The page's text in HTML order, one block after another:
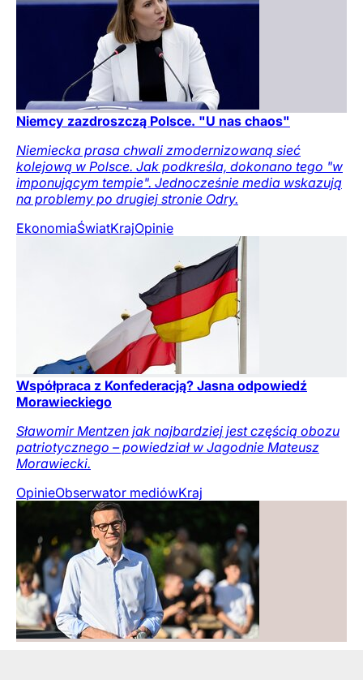
Niemcy zazdroszczą Polsce. "U nas chaos"
Niemiecka prasa chwali zmodernizowaną sieć
kolejową w Polsce. Jak podkreśla, dokonano tego "w
imponującym tempie". Jednocześnie media wskazują
na problemy po drugiej stronie Odry.
EkonomiaŚwiatKrajOpinie
Współpraca z Konfederacją? Jasna odpowiedź
Morawieckiego
Sławomir Mentzen jak najbardziej jest częścią obozu
patriotycznego – powiedział w Jagodnie Mateusz
Morawiecki.
OpinieObserwator mediówKraj